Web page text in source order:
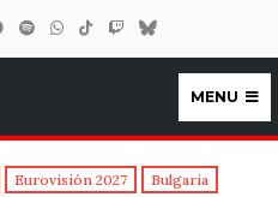
MENU
Eurovisión 2027 Bulgaria